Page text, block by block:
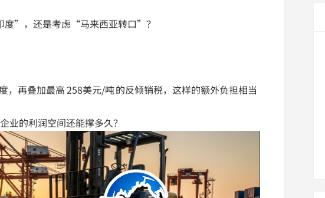
度”，还是考虑“马来西亚转口”？
，再叠加最高 258美元/吨 的反倾销税，这样的额外负担相当
的利润空间还能撑多久？